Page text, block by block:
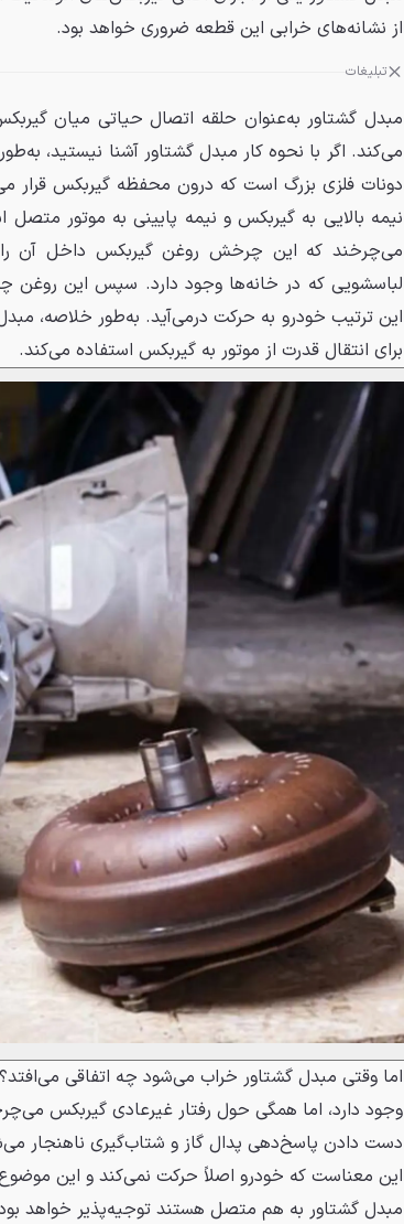
از نشانه‌های خرابی این قطعه ضروری خواهد بود.
تبلیغات
مبدل گشتاور به‌عنوان حلقه اتصال حیاتی میان
می‌کند. اگر با نحوه کار مبدل گشتاور آشنا نیستید،
دونات فلزی بزرگ است که درون محفظه گیربکس قرار
نیمه بالایی به گیربکس و نیمه پایینی به موتور
می‌چرخند که این چرخش روغن گیربکس داخل آن را
لباسشویی که در خانه‌ها وجود دارد. سپس این روغن
این ترتیب خودرو به حرکت درمی‌آید. به‌طور خلاصه،
برای انتقال قدرت از موتور به گیربکس استفاده می‌کند.
اما وقتی مبدل گشتاور خراب می‌شود چه اتفاقی
وجود دارد، اما همگی حول رفتار غیرعادی گیربکس
دست دادن پاسخ‌دهی پدال گاز و شتاب‌گیری ناهنجار
این معناست که خودرو اصلاً حرکت نمی‌کند و این موضوع
مبدل گشتاور به هم متصل هستند توجیه‌پذیر خواهد